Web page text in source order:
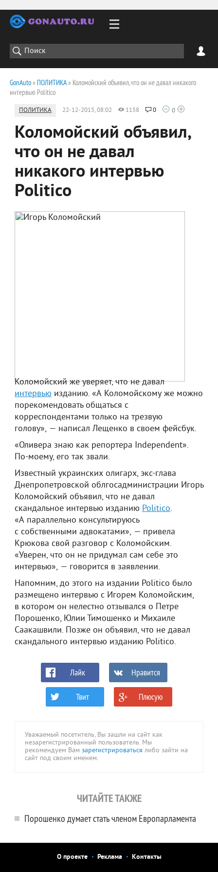
GonAuto» ПОЛИТИКА» Коломойский объявил, что он не давал никакого
интервью Politico
ПОЛИТИКА 22-12-2015, 08:02 1158 0 0
Коломойский объявил,
что он не давал
никакого интервью
Politico
Коломойский же уверяет, что не давал
интервью изданию. «А Коломойскому же можно
порекомендовать общаться с
корреспондентами только на трезвую
голову», — написал Лещенко в своем фейсбук.
«Оливера знаю как репортера Independent».
По-моему, его так звали.
Известный украинских олигарх, экс-глава
Днепропетровской облгосадминистрации Игорь
Коломойский объявил, что не давал
скандальное интервью изданию Politico.
«А параллельно консультируюсь
с собственными адвокатами», — привела
Крюкова свой разговор с Коломойским.
«Уверен, что он не придумал сам себе это
интервью», — говорится в заявлении.
Напомним, до этого на издании Politico было
размещено интервью с Игорем Коломойским,
в котором он нелестно отзывался о Петре
Порошенко, Юлии Тимошенко и Михаиле
Саакашвили. Позже он объявил, что не давал
скандального интервью изданию Politico.
Лайк Нравится
Твит Плюсую
Уважаемый посетитель, Вы зашли на сайт как
незарегистрированный пользователь. Мы
рекомендуем Вам зарегистрироваться либо зайти на
сайт под своим именем.
ЧИТАЙТЕ ТАКЖЕ
Порошенко думает стать членом Европарламента
О проекте Реклама Контакты